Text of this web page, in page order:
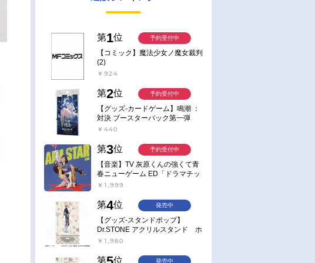
第1位
【コミック】魔法少女ノ魔女裁判
(2)
￥924
予約受付中
第2位
【グッズ-カードゲーム】鳴潮 ：
対決 ブースターパック第一弾
【ポイント2倍】
￥440
予約受付中
第3位
【音楽】TV 灰原くんの強くて青
春ニューゲーム ED「ドラマチッ
ク逃避行」収録シングル AIM
￥1,999
予約受付中
第4位
【グッズ-スタンドポップ】
Dr.STONE アクリルスタンド ホ
ワイマンといっしょver. スタン
￥1,980
発売中
第 位 発売中